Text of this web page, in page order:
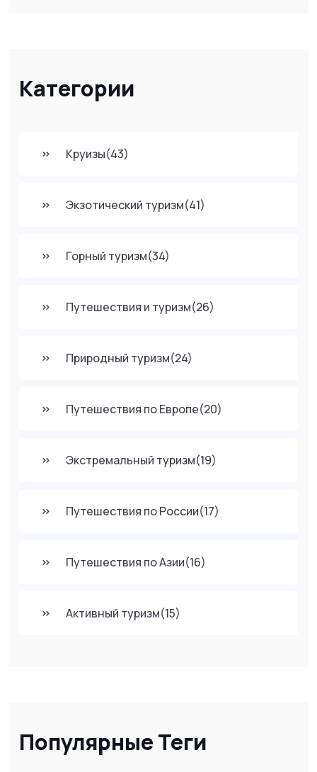
Категории
Круизы(43)
Экзотический туризм(41)
Горный туризм(34)
Путешествия и туризм(26)
Природный туризм(24)
Путешествия по Европе(20)
Экстремальный туризм(19)
Путешествия по России(17)
Путешествия по Азии(16)
Активный туризм(15)
Популярные Теги